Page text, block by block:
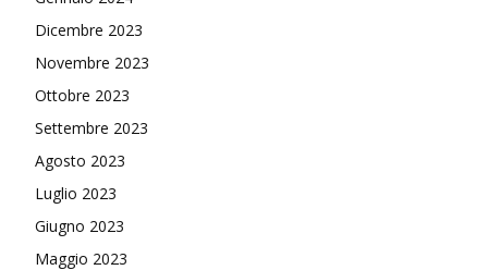
Dicembre 2023
Novembre 2023
Ottobre 2023
Settembre 2023
Agosto 2023
Luglio 2023
Giugno 2023
Maggio 2023